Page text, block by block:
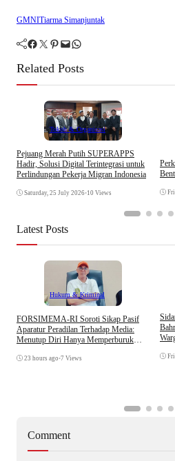
GMNITiarma Simanjuntak
Facebook Twitter Pinterest Mail WhatsApp
Related Posts
Tokoh & Organisasi
Pejuang Merah Putih SUPERAPPS
Hadir, Solusi Digital Terintegrasi untuk
Perlindungan Pekerja Migran Indonesia
Saturday, 25 July 2026•10 Views
Latest Posts
Hukum & Kriminal
​FORSIMEMA-RI Soroti Sikap Pasif
Aparatur Peradilan Terhadap Media:
Menutup Diri Hanya Memperburuk
23 hours ago •7 Views
Comment